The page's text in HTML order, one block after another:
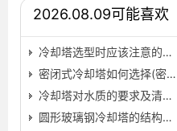
2026.08.09可能喜欢
冷却塔选型时应该注意的要点有哪些？,冷却塔选型手册…
密闭式冷却塔如何选择(密闭式冷却塔厂家直销)…
冷却塔对水质的要求及清洗项目,冷却塔水质检测报告…
圆形玻璃钢冷却塔的结构特性,圆形玻璃钢冷却塔哪家好…